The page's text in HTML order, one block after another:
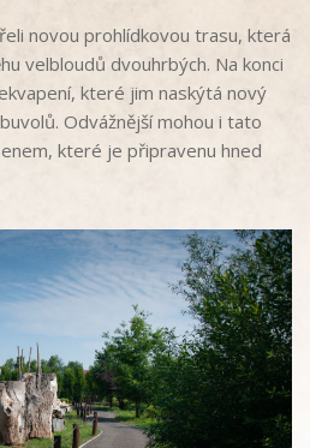
novou prohlídkovou trasu, která
velbloudů dvouhrbých. Na konci
které jim naskýtá nový
Odvážnější mohou i tato
které je připravenu hned